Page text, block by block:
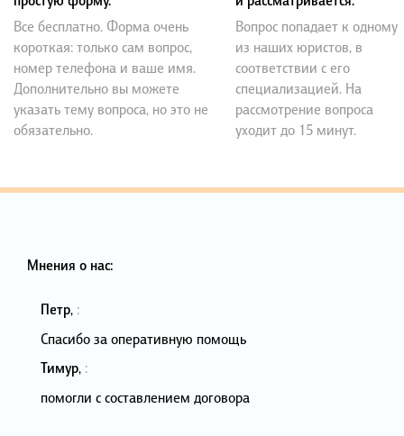
Все бесплатно. Форма очень
короткая: только сам вопрос,
номер телефона и ваше имя.
Дополнительно вы можете
указать тему вопроса, но это не
обязательно.
Вопрос попадает к одному
из наших юристов, в
соответствии с его
специализацией. На
рассмотрение вопроса
уходит до 15 минут.
Мнения о нас:
Петр, :
Спасибо за оперативную помощь
Тимур, :
помогли с составлением договора